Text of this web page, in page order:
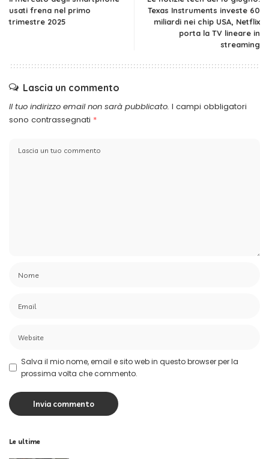
usati frena nel primo
trimestre 2025
Texas Instruments investe 60
miliardi nei chip USA, Netflix
porta la TV lineare in
streaming
Lascia un commento
Il tuo indirizzo email non sarà pubblicato. I campi obbligatori
sono contrassegnati *
Salva il mio nome, email e sito web in questo browser per la
prossima volta che commento.
Le ultime